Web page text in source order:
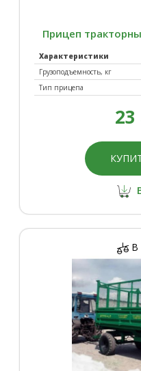
Прицеп
Характеристики
Грузоподъемность, кг
Тип прицепа
23
В